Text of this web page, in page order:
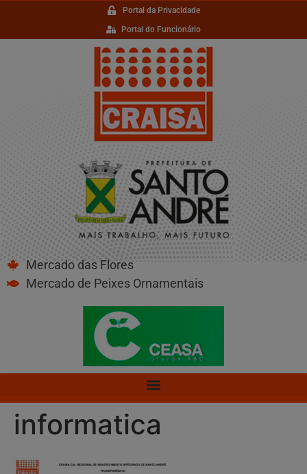
Portal da Privacidade
Portal do Funcionário
Mercado das Flores
Mercado de Peixes Ornamentais
informatica